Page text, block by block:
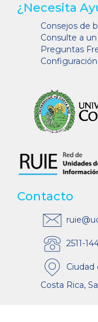
¿Necesita
Consejos de
Consulte a
Preguntas
Contacto
2511-
Ciudad
Costa Rica,